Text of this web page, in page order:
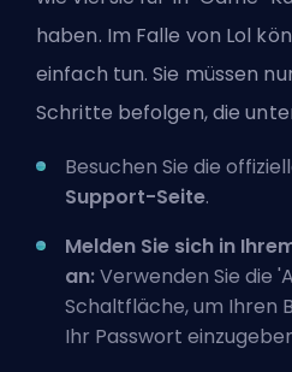
haben. Im Falle von Lol
einfach tun. Sie müssen
Schritte befolgen, die
Besuchen Sie die
Support-Seite.
Melden Sie sich in
an:Verwenden Sie die
Schaltfläche, um Ihren
Ihr Passwort